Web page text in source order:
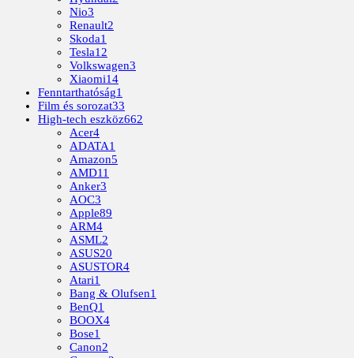
Nio3
Renault2
Skoda1
Tesla12
Volkswagen3
Xiaomi14
Fenntarthatóság1
Film és sorozat33
High-tech eszköz662
Acer4
ADATA1
Amazon5
AMD11
Anker3
AOC3
Apple89
ARM4
ASML2
ASUS20
ASUSTOR4
Atari1
Bang & Olufsen1
BenQ1
BOOX4
Bose1
Canon2